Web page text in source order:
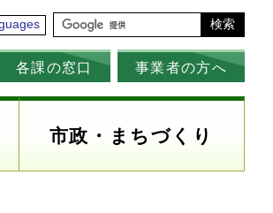
検索
各課の窓口 事業者の方へ
市政・まちづくり